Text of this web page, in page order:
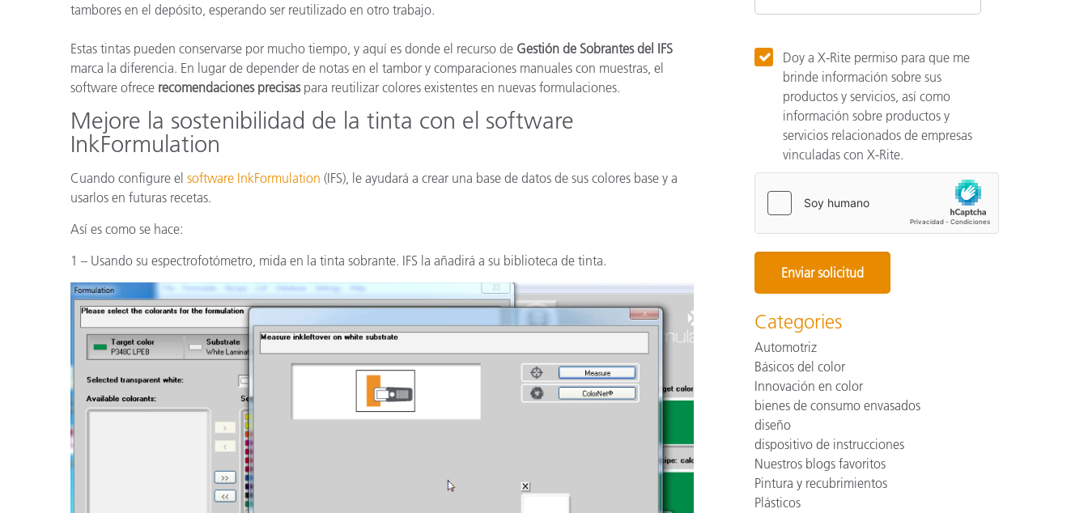
tambores en el depósito, esperando ser reutilizado en otro trabajo.
Estas tintas pueden conservarse por mucho tiempo, y aquí es donde el recurso de Gestión de Sobrantes del IFS
marca la diferencia. En lugar de depender de notas en el tambor y comparaciones manuales con muestras, el
software ofrece recomendaciones precisaspara reutilizar colores existentes en nuevas formulaciones.
Mejore la sostenibilidad de la tinta con el software
InkFormulation
Cuando configure el software InkFormulation (IFS), le ayudará a crear una base de datos de sus colores base y a
usarlos en futuras recetas.
Así es como se hace:
1 – Usando su espectrofotómetro, mida en la tinta sobrante. IFS la añadirá a su biblioteca de tinta.
Doy a X-Rite permiso para que me
brinde información sobre sus
productos y servicios, así como
información sobre productos y
servicios relacionados de empresas
vinculadas con X-Rite.
Categories
Automotriz
Básicos del color
Innovación en color
bienes de consumo envasados
diseño
dispositivo de instrucciones
Nuestros blogs favoritos
Pintura y recubrimientos
Plásticos